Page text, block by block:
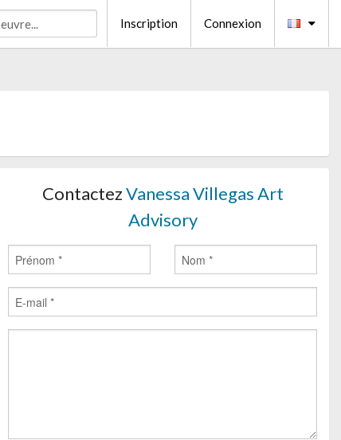
Inscription Connexion
ContactezVanessa Villegas Art
Advisory